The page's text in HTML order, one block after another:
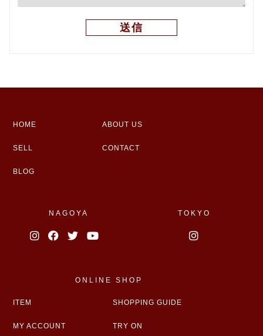
HOME ABOUT US
SELL CONTACT
BLOG
NAGOYA TOKYO
ONLINE SHOP
ITEM SHOPPING GUIDE
MY ACCOUNT TRY ON